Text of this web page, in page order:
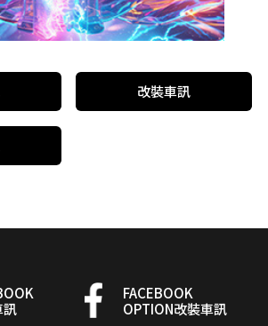
改裝車訊
訊
FACEBOOK
OPTION改裝車訊